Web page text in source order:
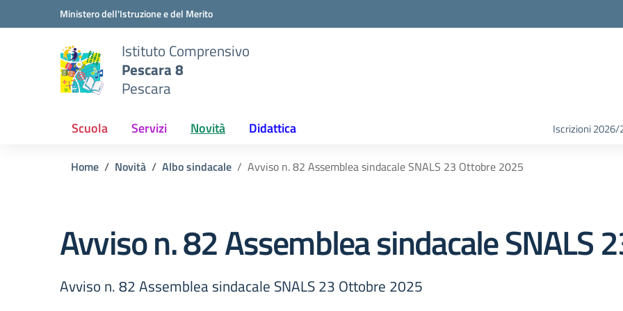
Vai ai contenuti
Vai al menu di navigazioneMinistero dell'Istruzione e del Merito
Istituto Comprensivo
Pescara 8
Pescara
Scuola Servizi Novità Didattica Iscrizioni 2026/
Home Novità Albo sindacale Avviso n. 82 Assemblea sindacale SNALS 23 Ottobre 2025
Avviso n. 82 Assemblea sindacale SNALS
Avviso n. 82 Assemblea sindacale SNALS 23 Ottobre 2025